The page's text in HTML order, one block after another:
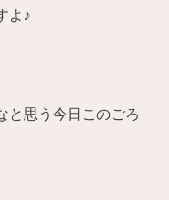
よ♪
と思う今日このごろ